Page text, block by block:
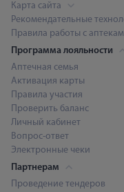
Карта сайта
Рекомендательные
Правила работы с
Программа лояльности
Аптечная семья
Активация карты
Правила участия
Проверить баланс
Личный кабинет
Вопрос-ответ
Электронные чеки
Партнерам
Проведение тендеров